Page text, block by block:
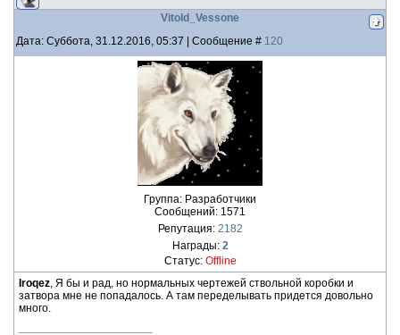
Vitold_Vessone
Дата: Суббота, 31.12.2016, 05:37 | Сообщение # 120
Группа: Разработчики
Сообщений: 1571
Репутация: 2182
Награды: 2
Статус: Offline
Iroqez, Я бы и рад, но нормальных чертежей ствольной коробки и
затвора мне не попадалось. А там переделывать придется довольно
много.